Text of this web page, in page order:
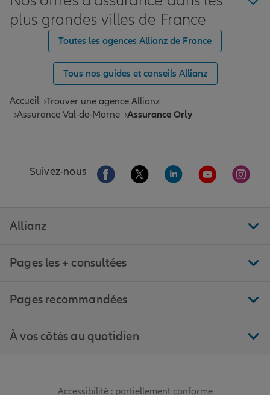
plus grandes villes de France
Toutes les agences Allianz de France
Tous nos guides et conseils Allianz
Accueil Trouver une agence Allianz
Assurance Val-de-Marne Assurance Orly
Suivez-nous Aller sur la page Facebook de Allianz
Aller sur la page Twitter de
Aller sur la page
Aller sur la
Aller
Allianz
Pages les + consultées
Pages recommandées
À vos côtés au quotidien
Accessibilité : partiellement conforme